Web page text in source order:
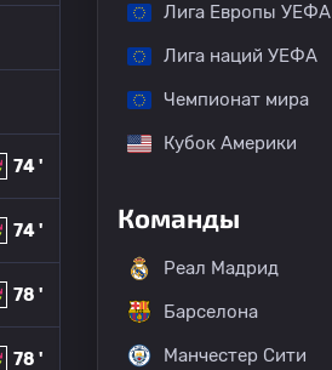
74 '
74 '
78 '
78 '
Лига Европы УЕФА
Лига наций УЕФА
Чемпионат мира
Кубок Америки
Команды
Реал Мадрид
Барселона
Манчестер Сити